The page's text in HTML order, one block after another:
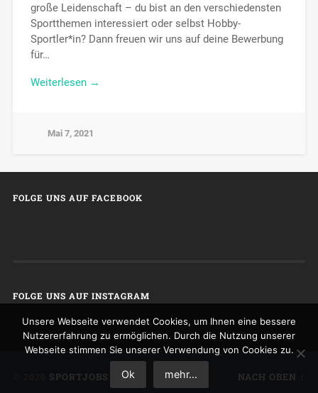
große Leidenschaft – du bist an den verschiedensten
Sportthemen interessiert oder selbst Hobby-
Sportler*in? Dann freuen wir uns auf deine Bewerbung
für…
Weiterlesen →
Mai 7, 2021
FOLGE UNS AUF FACEBOOK
FOLGE UNS AUF INSTAGRAM
SPORTJOBS NACH OBEN ↑
Unsere Webseite verwendet Cookies, um Ihnen eine bessere
Nutzererfahrung zu ermöglichen. Durch die Nutzung unserer
Webseite stimmen Sie unserer Verwendung von Cookies zu.
Ok mehr...